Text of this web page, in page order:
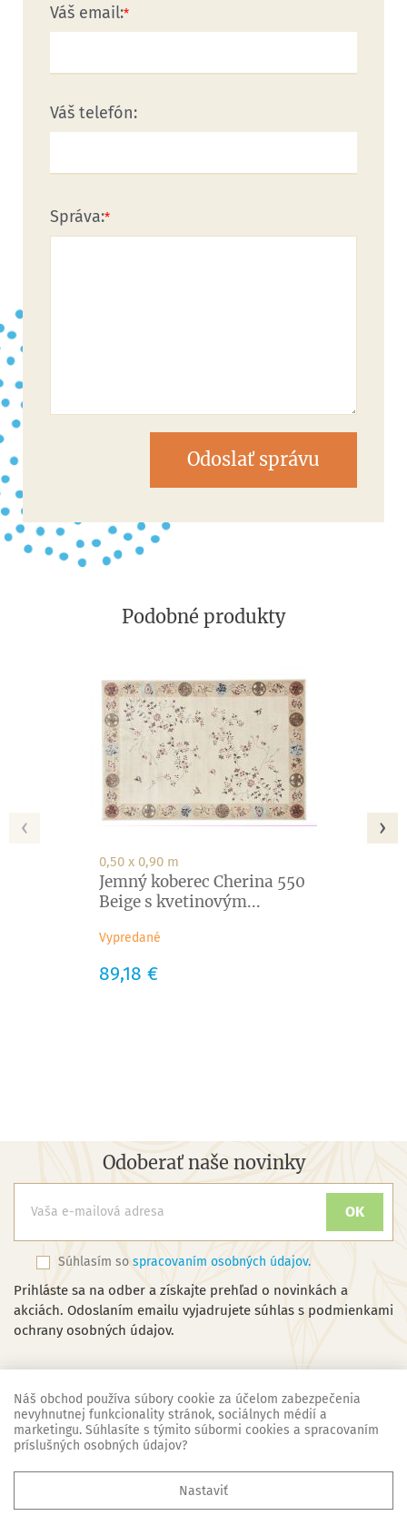
Váš email:
Váš telefón:
Správa:
Odoslať správu
Podobné produkty
0,50 x 0,90 m
Jemný koberec Cherina 550
Beige s kvetinovým...
Vypredané
Cena
89,18 €
‹ ›
Odoberať naše novinky
Súhlasím so spracovaním osobných údajov.
Prihláste sa na odber a získajte prehľad o novinkách a
akciách. Odoslaním emailu vyjadrujete súhlas s podmienkami
ochrany osobných údajov.
Náš obchod
Základné informácie 
Náš obchod používa súbory cookie za účelom zabezpečenia
nevyhnutnej funkcionality stránok, sociálnych médií a
marketingu. Súhlasíte s týmito súbormi cookies a spracovaním
príslušných osobných údajov?
Nastaviť